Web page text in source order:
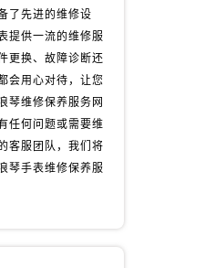
了先进的维修设
提供一流的维修服
更换、故障诊断还
会用心对待，让您
琴维修保养服务网
任何问题或需要维
客服团队，我们将
琴手表维修保养服